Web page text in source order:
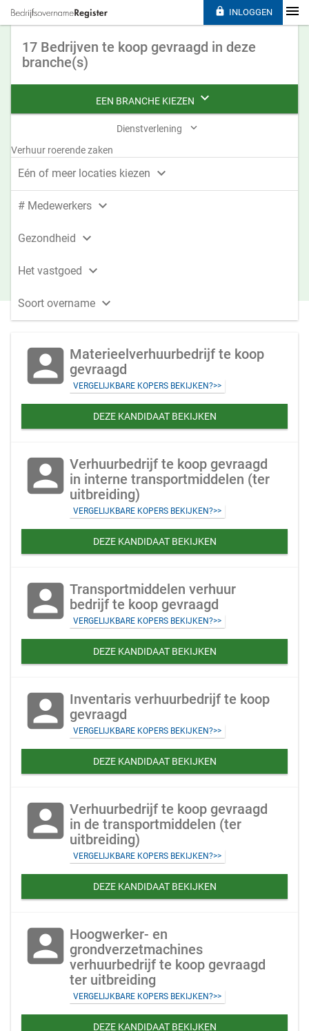
17 Bedrijven te koop gevraagd in deze
branche(s)
EEN BRANCHE KIEZEN 
Dienstverlening 
Verhuur roerende zaken
Eén of meer locaties kiezen 
# Medewerkers 
Gezondheid 
Het vastgoed 
Soort overname 
account_box Materieelverhuurbedrijf te koop
gevraagd
VERGELIJKBARE KOPERS BEKIJKEN?>>
DEZE KANDIDAAT BEKIJKEN
account_box Verhuurbedrijf te koop gevraagd
in interne transportmiddelen (ter
uitbreiding)
VERGELIJKBARE KOPERS BEKIJKEN?>>
DEZE KANDIDAAT BEKIJKEN
account_box Transportmiddelen verhuur
bedrijf te koop gevraagd
VERGELIJKBARE KOPERS BEKIJKEN?>>
DEZE KANDIDAAT BEKIJKEN
account_box Inventaris verhuurbedrijf te koop
gevraagd
VERGELIJKBARE KOPERS BEKIJKEN?>>
DEZE KANDIDAAT BEKIJKEN
account_box Verhuurbedrijf te koop gevraagd
in de transportmiddelen (ter
uitbreiding)
VERGELIJKBARE KOPERS BEKIJKEN?>>
DEZE KANDIDAAT BEKIJKEN
account_box Hoogwerker- en
grondverzetmachines
verhuurbedrijf te koop gevraagd
ter uitbreiding
VERGELIJKBARE KOPERS BEKIJKEN?>>
DEZE KANDIDAAT BEKIJKEN
 INLOGGEN